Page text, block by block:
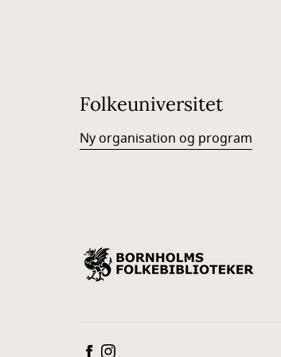
Folkeuniversitet
Ny organisation og program